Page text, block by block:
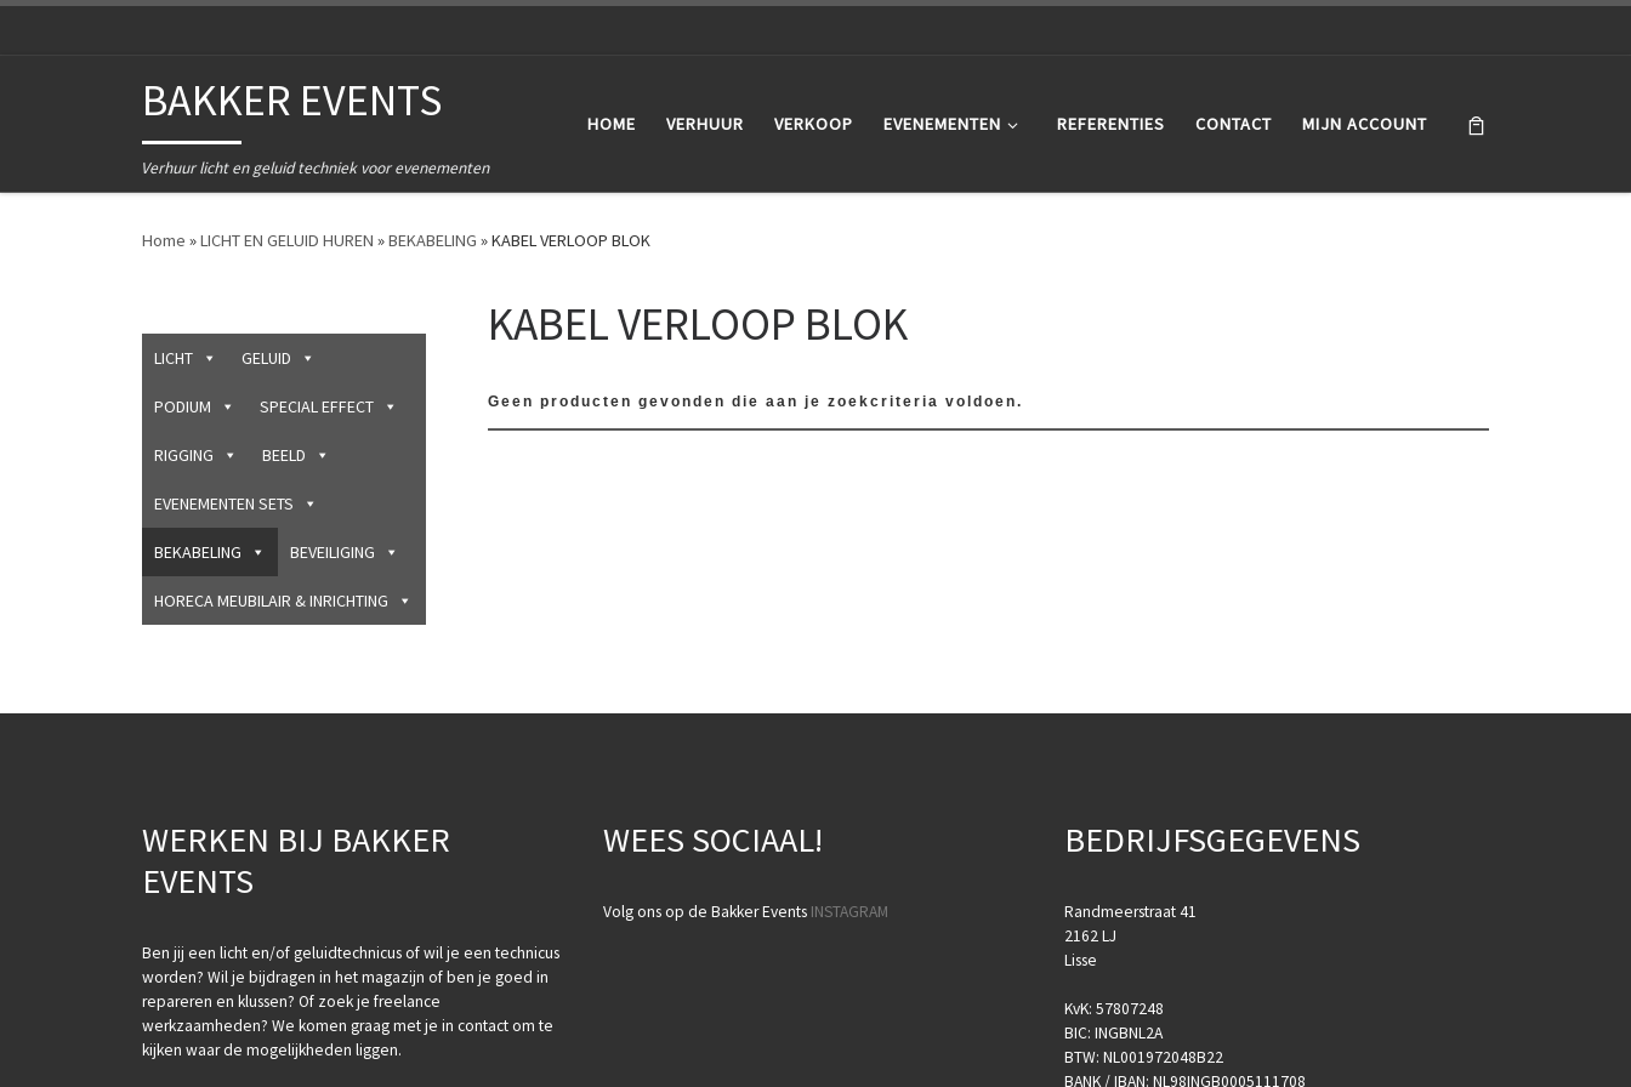
BAKKER EVENTS
Verhuur licht en geluid techniek voor evenementen
HOME VERHUUR VERKOOP EVENEMENTEN REFERENTIES CONTACT MIJN ACCOUNT
Home »LICHT EN GELUID HUREN »BEKABELING »KABEL VERLOOP BLOK
KABEL VERLOOP BLOK
Geen producten gevonden die aan je zoekcriteria voldoen.
LICHT GELUID
PODIUM SPECIAL EFFECT
RIGGING BEELD
EVENEMENTEN SETS
BEKABELING BEVEILIGING
HORECA MEUBILAIR & INRICHTING
WERKEN BIJ BAKKER
EVENTS
Ben jij een licht en/of geluidtechnicus of wil je een technicus
worden? Wil je bijdragen in het magazijn of ben je goed in
repareren en klussen? Of zoek je freelance
werkzaamheden? We komen graag met je in contact om te
kijken waar de mogelijkheden liggen.
WEES SOCIAAL!
Volg ons op de Bakker Events INSTAGRAM
BEDRIJFSGEGEVENS
Randmeerstraat 41
2162 LJ
Lisse
KvK: 57807248
BIC: INGBNL2A
BTW: NL001972048B22
BANK / IBAN: NL98INGB0005111708